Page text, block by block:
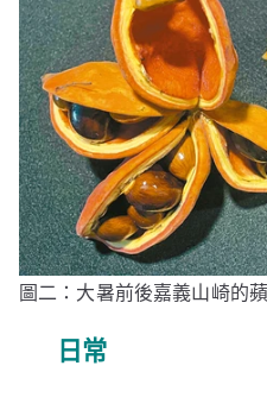
圖二：大暑前後嘉義山崎的
日常